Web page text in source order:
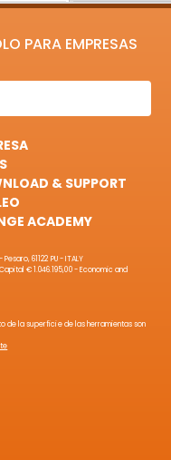
PARA EMPRESAS
& SUPPORT
ACADEMY
61122 PU - ITALY
€ 1.046.195,00 - Economic and
de la superficie de las herramientas son